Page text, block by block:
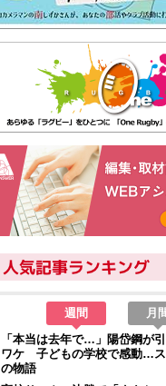
週間
月
「本当は去年で…」陽岱鋼が
ワケ 子どもの学校で感動…ス
の物語